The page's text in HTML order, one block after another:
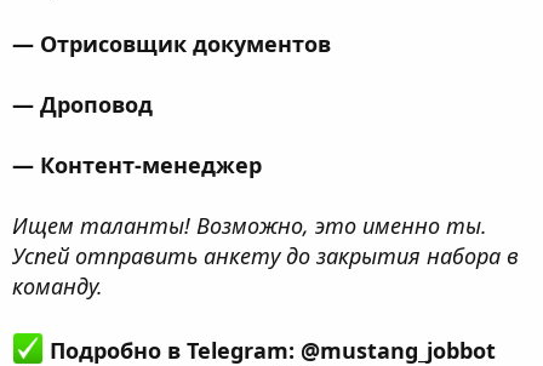
— Отрисовщик документов
— Дроповод
— Контент-менеджер
Ищем таланты! Возможно, это именно ты.
Успей отправить анкету до закрытия набора в
команду.
Подробно в Telegram: @mustang_jobbot